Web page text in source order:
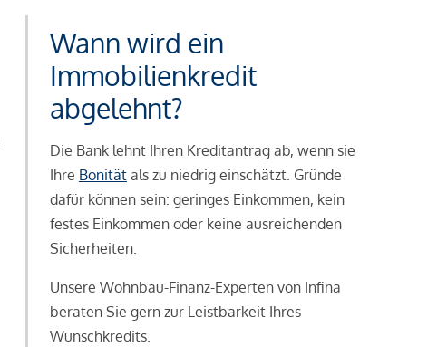
Wann wird ein
Immobilienkredit
abgelehnt?
Die Bank lehnt Ihren Kreditantrag ab, wenn sie
Ihre Bonitätals zu niedrig einschätzt. Gründe
dafür können sein: geringes Einkommen, kein
festes Einkommen oder keine ausreichenden
Sicherheiten.
Unsere Wohnbau-Finanz-Experten von Infina
beraten Sie gern zur Leistbarkeit Ihres
Wunschkredits.